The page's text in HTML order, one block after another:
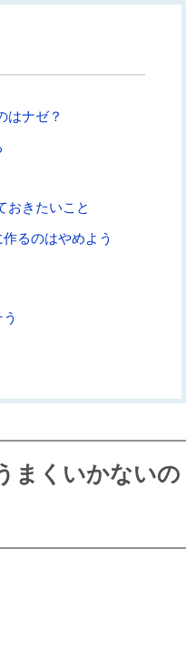
はナゼ？
おきたいこと
るのはやめよう
まくいかないの